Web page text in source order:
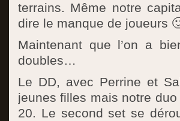
terrains. Même notre
dire le manque de joueurs
Maintenant que l’on a
doubles…
Le DD, avec Perrine et
jeunes filles mais notre
20. Le second set se